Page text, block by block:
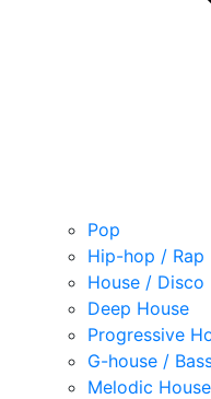
Pop
Hip-hop / Rap
House / Disco
Deep House
Progressive
G-house /
Melodic